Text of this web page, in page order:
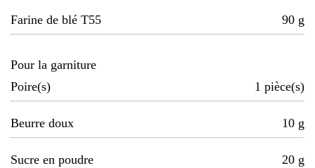
Farine de blé T55 90 g
Pour la garniture
Poire(s)
1 pièce(s)
Beurre doux 10 g
Sucre en poudre 20 g